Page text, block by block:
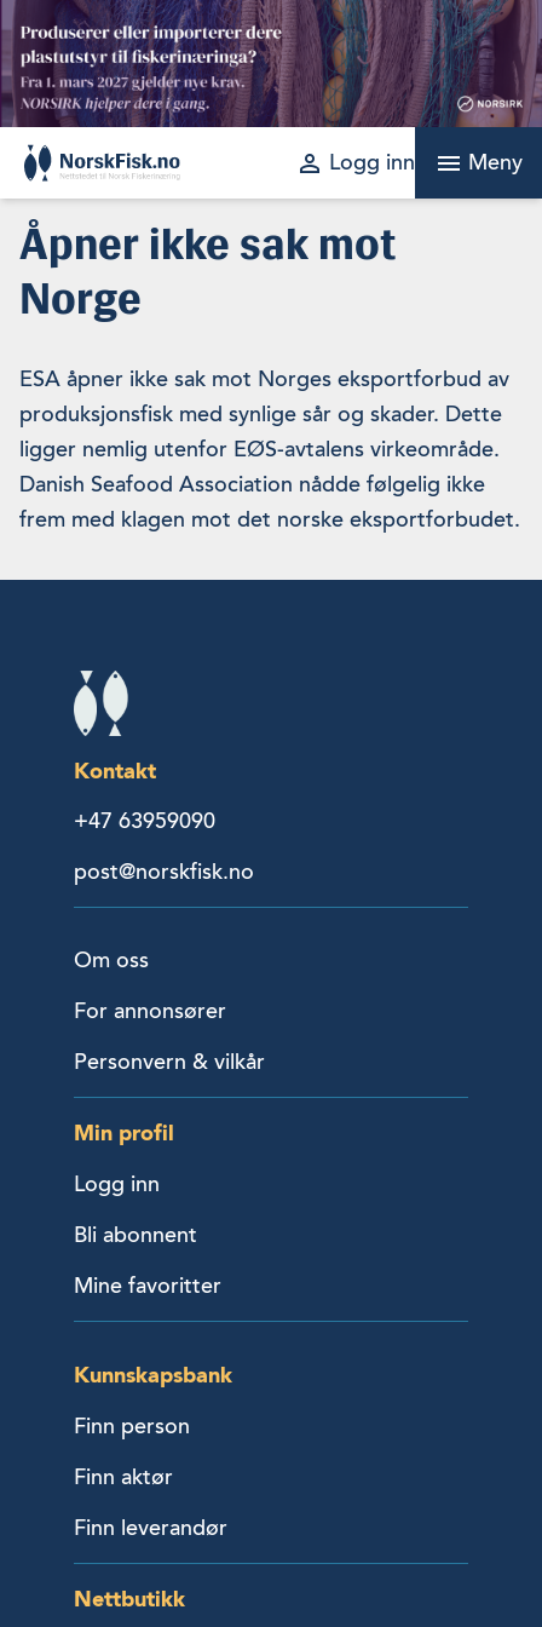
Skip
content
perm_identity Logg inn menu Meny
Åpner ikke sak mot
Norge
ESA åpner ikke sak mot Norges eksportforbud av
produksjonsfisk med synlige sår og skader. Dette
ligger nemlig utenfor EØS-avta­lens virkeområde.
Danish Seafood Association nådde følgelig ikke
frem med klagen mot det norske eksportforbudet.
Kontakt
+47 63959090
post@norskfisk.no
Om oss
For annonsører
Personvern & vilkår
Min profil
Logg inn
Bli abonnent
Mine favoritter
Kunnskapsbank
Finn person
Finn aktør
Finn leverandør
Nettbutikk